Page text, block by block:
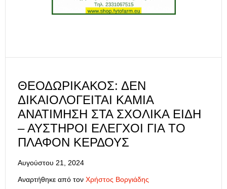
ΘΕΟΔΩΡΙΚΆΚΟΣ: ΔΕΝ
ΔΙΚΑΙΟΛΟΓΕΊΤΑΙ ΚΑΜΊΑ
ΑΝΑΤΊΜΗΣΗ ΣΤΑ ΣΧΟΛΙΚΆ ΕΊΔΗ
– ΑΥΣΤΗΡΟΊ ΈΛΕΓΧΟΙ ΓΙΑ ΤΟ
ΠΛΑΦΌΝ ΚΈΡΔΟΥΣ
Αυγούστου 21, 2024
Αναρτήθηκε από τον Χρήστος Βοργιάδης